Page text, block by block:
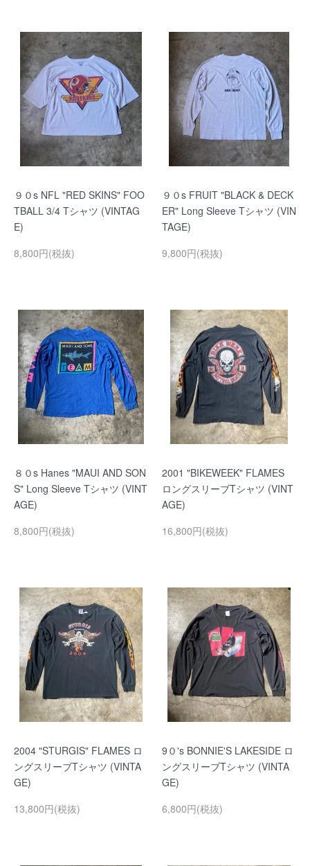
９０s NFL "RED SKINS" FOO
TBALL 3/4 Tシャツ (VINTAG
E)
8,800円(税抜)
９０s FRUIT "BLACK & DECK
ER" Long Sleeve Tシャツ (VIN
TAGE)
9,800円(税抜)
８０s Hanes "MAUI AND SON
S" Long Sleeve Tシャツ (VINT
AGE)
8,800円(税抜)
2001 "BIKEWEEK" FLAMES
ロングスリーブTシャツ (VINT
AGE)
16,800円(税抜)
2004 "STURGIS" FLAMES ロ
ングスリーブTシャツ (VINTA
GE)
13,800円(税抜)
9０'s BONNIE'S LAKESIDE ロ
ングスリーブTシャツ (VINTA
GE)
6,800円(税抜)